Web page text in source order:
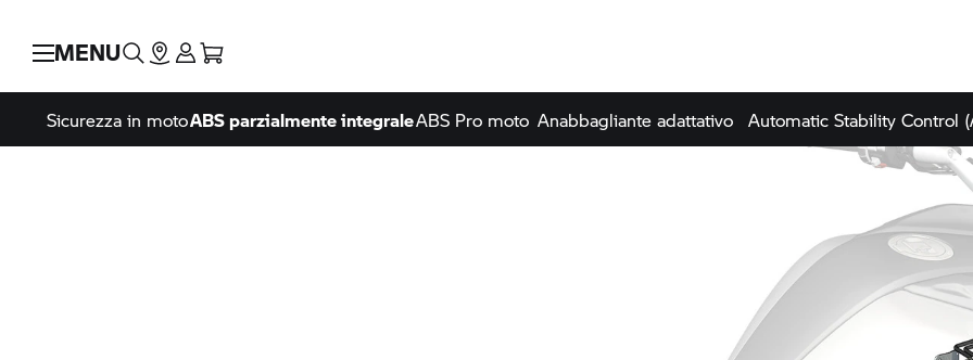
MENU
Sicurezza in motoABS parzialmente integraleABS Pro moto Anabbagliante adattativo Automatic Stability Control